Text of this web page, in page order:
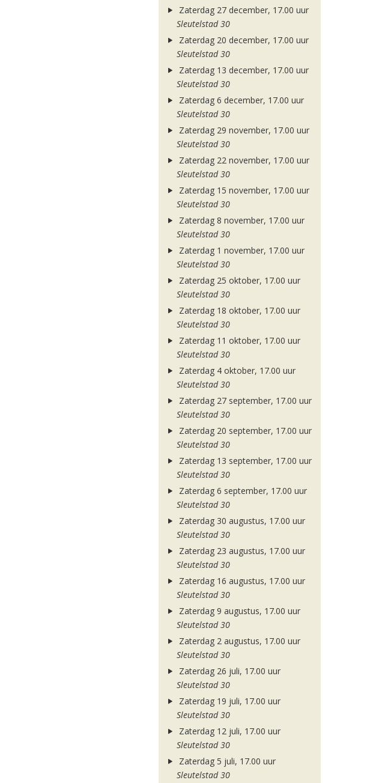
Zaterdag 27 december, 17.00 uur
Sleutelstad 30
Zaterdag 20 december, 17.00 uur
Sleutelstad 30
Zaterdag 13 december, 17.00 uur
Sleutelstad 30
Zaterdag 6 december, 17.00 uur
Sleutelstad 30
Zaterdag 29 november, 17.00 uur
Sleutelstad 30
Zaterdag 22 november, 17.00 uur
Sleutelstad 30
Zaterdag 15 november, 17.00 uur
Sleutelstad 30
Zaterdag 8 november, 17.00 uur
Sleutelstad 30
Zaterdag 1 november, 17.00 uur
Sleutelstad 30
Zaterdag 25 oktober, 17.00 uur
Sleutelstad 30
Zaterdag 18 oktober, 17.00 uur
Sleutelstad 30
Zaterdag 11 oktober, 17.00 uur
Sleutelstad 30
Zaterdag 4 oktober, 17.00 uur
Sleutelstad 30
Zaterdag 27 september, 17.00 uur
Sleutelstad 30
Zaterdag 20 september, 17.00 uur
Sleutelstad 30
Zaterdag 13 september, 17.00 uur
Sleutelstad 30
Zaterdag 6 september, 17.00 uur
Sleutelstad 30
Zaterdag 30 augustus, 17.00 uur
Sleutelstad 30
Zaterdag 23 augustus, 17.00 uur
Sleutelstad 30
Zaterdag 16 augustus, 17.00 uur
Sleutelstad 30
Zaterdag 9 augustus, 17.00 uur
Sleutelstad 30
Zaterdag 2 augustus, 17.00 uur
Sleutelstad 30
Zaterdag 26 juli, 17.00 uur
Sleutelstad 30
Zaterdag 19 juli, 17.00 uur
Sleutelstad 30
Zaterdag 12 juli, 17.00 uur
Sleutelstad 30
Zaterdag 5 juli, 17.00 uur
Sleutelstad 30